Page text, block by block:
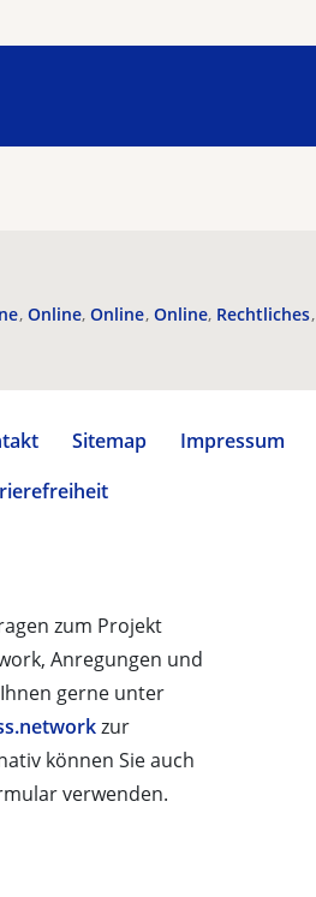
Online Online Online Rechtliches
Sitemap Impressum
zum Projekt
Anregungen und
gerne unter
zur
können Sie auch
verwenden.